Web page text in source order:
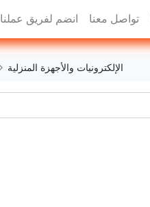
انضم لفريق عملنا تواصل معنا
الإلكترونيات والأجهزة المنزلية